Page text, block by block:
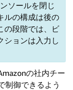
ソールを閉じ
ルの構成は後の
の段階では、ビ
ションは入力し
の社内チー
制御できるよう